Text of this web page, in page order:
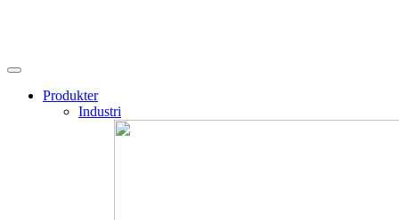
Produkter
Industri